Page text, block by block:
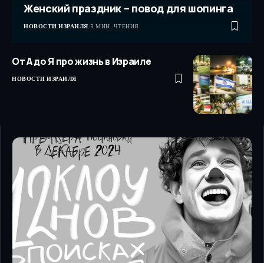
Женский праздник – повод для шопинга
НОВОСТИ ИЗРАИЛЯ 3 МИН. ЧТЕНИЯ
От А до Я про жизнь в Израиле
НОВОСТИ ИЗРАИЛЯ